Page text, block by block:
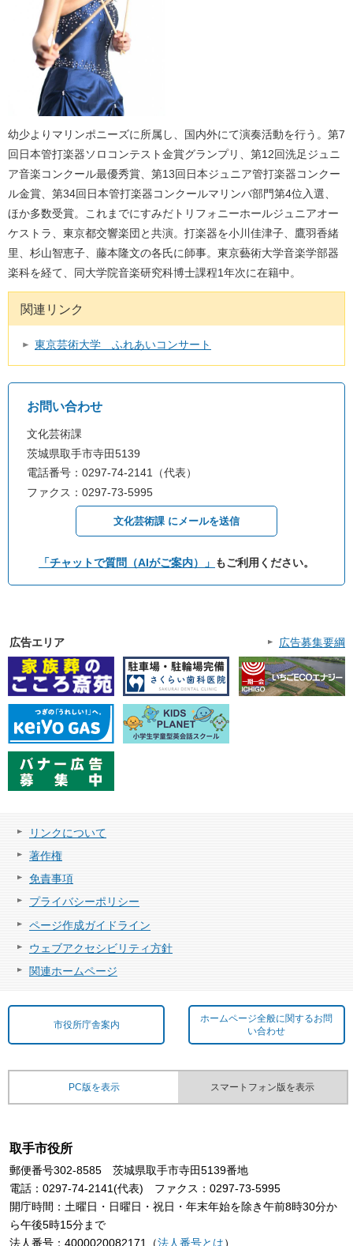
幼少よりマリンポニーズに所属し、国内外にて演奏活動を行う。第7
回日本管打楽器ソロコンテスト金賞グランプリ、第12回洗足ジュニ
ア音楽コンクール最優秀賞、第13回日本ジュニア管打楽器コンクー
ル金賞、第34回日本管打楽器コンクールマリンバ部門第4位入選、
ほか多数受賞。これまでにすみだトリフォニーホールジュニアオー
ケストラ、東京都交響楽団と共演。打楽器を小川佳津子、鷹羽香緒
里、杉山智恵子、藤本隆文の各氏に師事。東京藝術大学音楽学部器
楽科を経て、同大学院音楽研究科博士課程1年次に在籍中。
関連リンク
東京芸術大学 ふれあいコンサート
お問い合わせ
文化芸術課
茨城県取手市寺田5139
電話番号：0297-74-2141（代表）
ファクス：0297-73-5995
文化芸術課 にメールを送信
「チャットで質問（AIがご案内）」 もご利用ください。
広告エリア 広告募集要綱
リンクについて
著作権
免責事項
プライバシーポリシー
ページ作成ガイドライン
ウェブアクセシビリティ方針
関連ホームページ
市役所庁舎案内
ホームページ全般に関するお問
い合わせ
PC版を表示 スマートフォン版を表示
取手市役所
郵便番号302-8585 茨城県取手市寺田5139番地
電話：0297-74-2141(代表) ファクス：0297-73-5995
開庁時間：土曜日・日曜日・祝日・年末年始を除き午前8時30分か
ら午後5時15分まで
法人番号：4000020082171（法人番号とは）